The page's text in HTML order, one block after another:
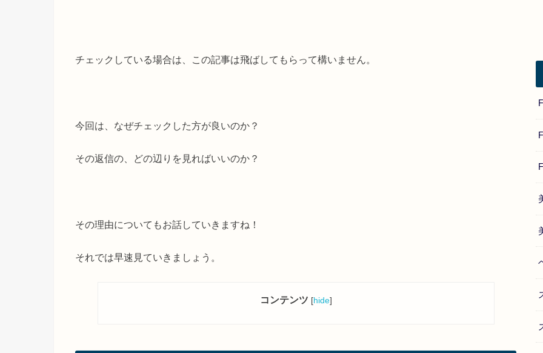
チェックしている場合は、この記事は飛ばしてもらって構いません。
今回は、なぜチェックした方が良いのか？
その返信の、どの辺りを見ればいいのか？
その理由についてもお話していきますね！
それでは早速見ていきましょう。
コンテンツ [hide]